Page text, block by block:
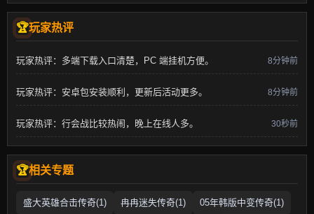
玩家热评
玩家热评：多端下载入口清楚，PC 端挂机方便。 8分钟前
玩家热评：安卓包安装顺利，更新后活动更多。 8分钟前
玩家热评：行会战比较热闹，晚上在线人多。 30秒前
相关专题
盛大英雄合击传奇(1) 冉冉迷失传奇(1) 05年韩版中变传奇(1)